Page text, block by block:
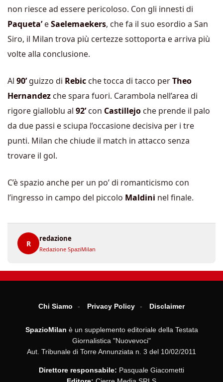
non riesce ad essere pericoloso. Con gli innesti di
Paqueta’eSaelemaekers, che fa il suo esordio a San
Siro, il Milan trova più certezze sottoporta e arriva più
volte alla conclusione.
Al 90’guizzo di Rebic che tocca di tacco perTheo
Hernandez che spara fuori. Carambola nell’area di
rigore gialloblu al 92’con Castillejo che prende il palo
da due passi e sciupa l’occasione decisiva per i tre
punti. Milan che chiude il match in attacco senza
trovare il gol.
C’è spazio anche per un po’ di romanticismo con
l’ingresso in campo del piccolo Maldini nel finale.
R
redazione
Redazione SpaziMilan
Chi Siamo Privacy Policy Disclaimer
SpazioMilan è un supplemento editoriale della Testata
Giornalistica "Nuovevoci"
Aut. Tribunale di Torre Annunziata n. 3 del 10/02/2011
Direttore responsabile: Pasquale Giacometti